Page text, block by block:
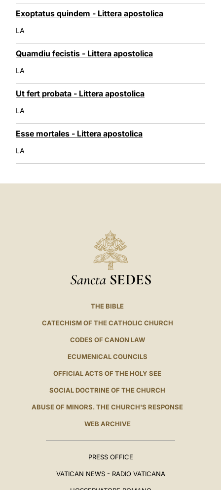
Exoptatus quindem - Littera apostolica
LA
Quamdiu fecistis - Littera apostolica
LA
Ut fert probata - Littera apostolica
LA
Esse mortales - Littera apostolica
LA
Sancta SEDES
THE BIBLE
CATECHISM OF THE CATHOLIC CHURCH
CODES OF CANON LAW
ECUMENICAL COUNCILS
OFFICIAL ACTS OF THE HOLY SEE
SOCIAL DOCTRINE OF THE CHURCH
ABUSE OF MINORS. THE CHURCH'S RESPONSE
WEB ARCHIVE
PRESS OFFICE
VATICAN NEWS - RADIO VATICANA